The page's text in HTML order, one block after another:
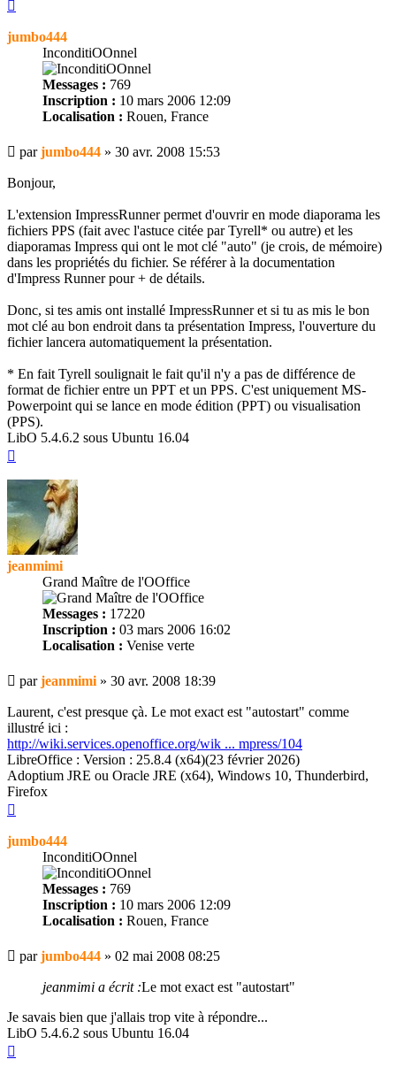
jumbo444
InconditiOOnnel
Messages : 769
Inscription : 10 mars 2006 12:09
Localisation : Rouen, France
Message
parjumbo444 » 30 avr. 2008 15:53
Bonjour,
L'extension ImpressRunner permet d'ouvrir en mode diaporama les
fichiers PPS (fait avec l'astuce citée par Tyrell* ou autre) et les
diaporamas Impress qui ont le mot clé "auto" (je crois, de mémoire)
dans les propriétés du fichier. Se référer à la documentation
d'Impress Runner pour + de détails.
Donc, si tes amis ont installé ImpressRunner et si tu as mis le bon
mot clé au bon endroit dans ta présentation Impress, l'ouverture du
fichier lancera automatiquement la présentation.
* En fait Tyrell soulignait le fait qu'il n'y a pas de différence de
format de fichier entre un PPT et un PPS. C'est uniquement MS-
Powerpoint qui se lance en mode édition (PPT) ou visualisation
(PPS).
LibO 5.4.6.2 sous Ubuntu 16.04
jeanmimi
Grand Maître de l'OOffice
Messages : 17220
Inscription : 03 mars 2006 16:02
Localisation : Venise verte
Message
parjeanmimi » 30 avr. 2008 18:39
Laurent, c'est presque çà. Le mot exact est "autostart" comme
illustré ici :
http://wiki.services.openoffice.org/wik ... mpress/104
LibreOffice : Version : 25.8.4 (x64)(23 février 2026)
Adoptium JRE ou Oracle JRE (x64), Windows 10, Thunderbird,
Firefox
jumbo444
InconditiOOnnel
Messages : 769
Inscription : 10 mars 2006 12:09
Localisation : Rouen, France
Message
parjumbo444 » 02 mai 2008 08:25
jeanmimi a écrit :Le mot exact est "autostart"
Je savais bien que j'allais trop vite à répondre...
LibO 5.4.6.2 sous Ubuntu 16.04